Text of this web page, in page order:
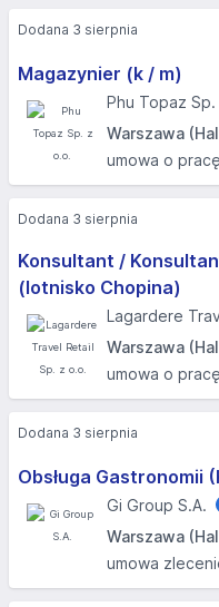
Magazynier (k / m)
Phu Topaz
Warszawa
umowa o pracę
Dodana 3 sierpnia
Konsultant /
(lotnisko Chopina)
Lagardere
Warszawa
umowa o pracę
Dodana 3 sierpnia
Obsługa Gastronomii
Gi Group S.A.
Warszawa
umowa
Dodana 3 sierpnia